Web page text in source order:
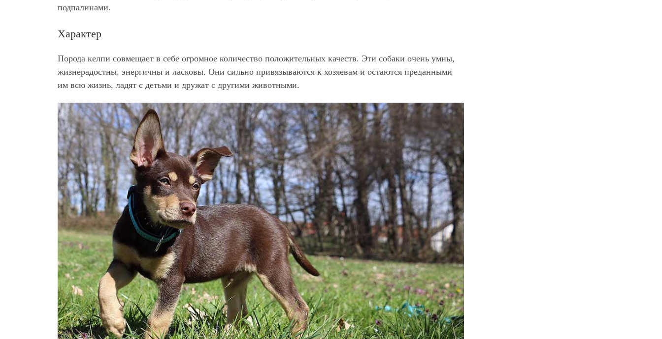
подпалинами.
Характер
Порода келпи совмещает в себе огромное количество положительных качеств. Эти собаки очень умны,
жизнерадостны, энергичны и ласковы. Они сильно привязываются к хозяевам и остаются преданными
им всю жизнь, ладят с детьми и дружат с другими животными.